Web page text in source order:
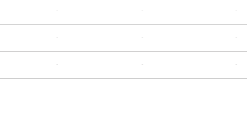
-
-
-
-
-
-
-
-
-